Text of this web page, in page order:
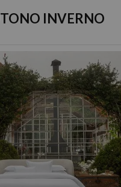
de: R$ 1.739,90
INVERNO